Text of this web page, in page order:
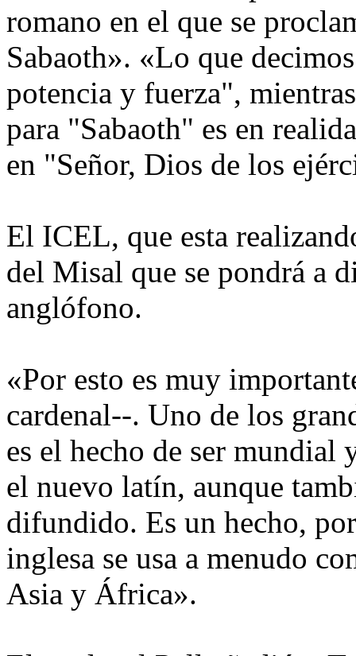
romano en el que se
Sabaoth». «Lo que
potencia y fuerza",
para "Sabaoth" es en
en "Señor, Dios de los
El ICEL, que esta
del Misal que se pondrá a
anglófono.
«Por esto es muy
cardenal--. Uno de los
es el hecho de ser mundial
el nuevo latín, aunque
difundido. Es un hecho,
inglesa se usa a menudo
Asia y África».